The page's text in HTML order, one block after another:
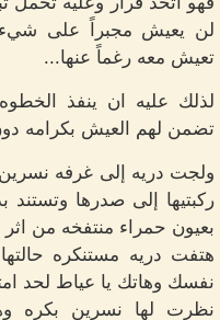
لن يعيش مجبراً على شيء
تعيش معه رغماً عنها...
لذلك عليه ان ينفذ الخطوه
تضمن لهم العيش بكرامه
ولجت دريه إلى غرفه
ركبتيها إلى صدرها وتستند
بعيون حمراء منتفخه من اثر
هتفت دريه مستنكره
نفسك وهاتك يا عياط لحد
نظرت لها نسرين بكره